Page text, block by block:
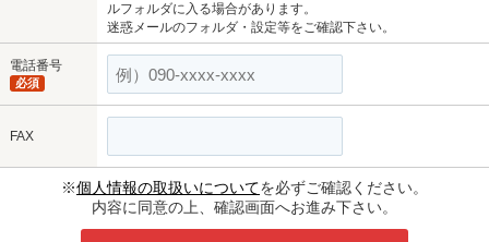
ルフォルダに入る場合があります。
迷惑メールのフォルダ・設定等をご確認下さい。
電話番号
必須
FAX
※個人情報の取扱いについてを必ずご確認ください。
内容に同意の上、確認画面へお進み下さい。